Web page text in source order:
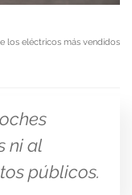
los eléctricos más vendidos
ni al
públicos.